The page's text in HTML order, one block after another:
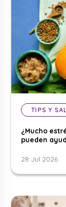
TIPS Y
¿Mucho
pueden
28 Jul 2026